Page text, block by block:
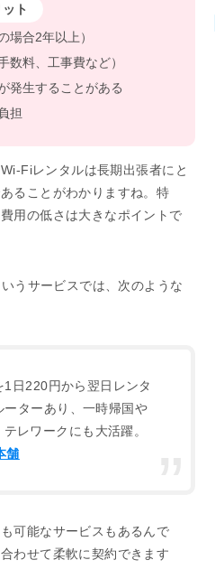
ト
場合2年以上）
数料、工事費など）
発生することがある
担
Fiレンタルは長期出張者にと
ることがわかりますね。特
用の低さは大きなポイントで
うサービスでは、次のような
日220円から翌日レンタ
ーターあり、一時帰国や
レワークにも大活躍。
舗
可能なサービスもあるんで
わせて柔軟に契約できます